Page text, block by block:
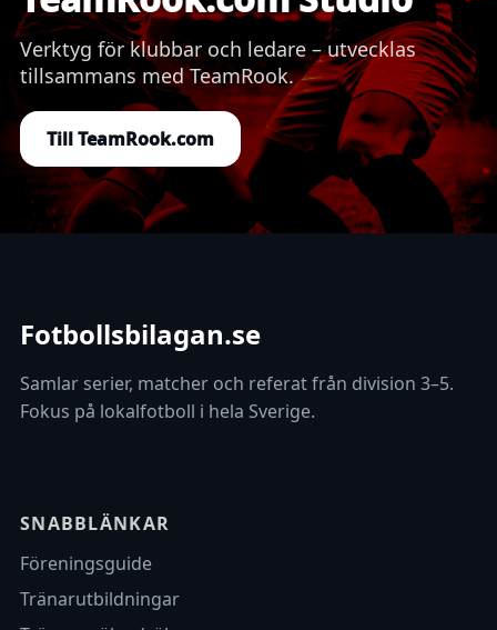
Verktyg för klubbar och ledare – utvecklas
tillsammans med TeamRook.
Till TeamRook.com
Fotbollsbilagan.se
Samlar serier, matcher och referat från division 3–5.
Fokus på lokalfotboll i hela Sverige.
SNABBLÄNKAR
Föreningsguide
Tränarutbildningar